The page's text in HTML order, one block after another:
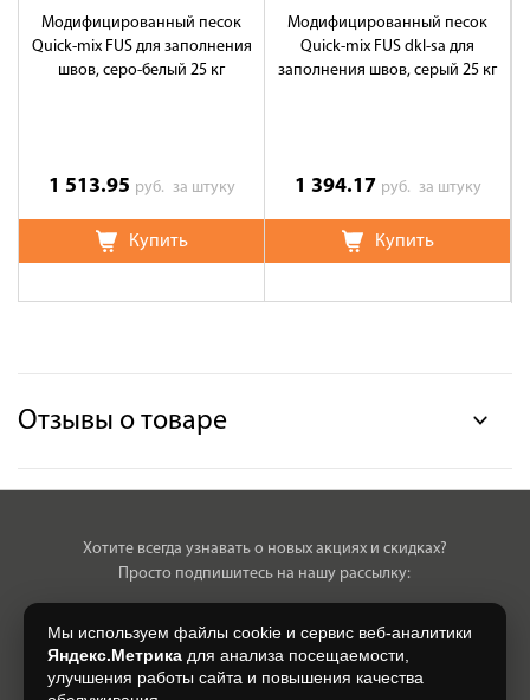
Модифицированный песок
Quick-mix FUS для заполнения
швов, серо-белый 25 кг
1 513.95 руб. за штуку
Купить
Модифицированный песок
Quick-mix FUS dkl-sa для
заполнения швов, серый 25 кг
1 394.17 руб. за штуку
Купить
Отзывы о товаре
Хотите всегда узнавать о новых акциях и скидках?
Просто подпишитесь на нашу рассылку:
Нажимая на кнопку, я даю свое согласие на обработку моих
Мы используем файлы cookie и сервис веб-аналитики
Яндекс.Метрика для анализа посещаемости,
улучшения работы сайта и повышения качества